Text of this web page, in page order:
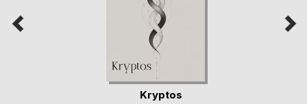
Kryptos